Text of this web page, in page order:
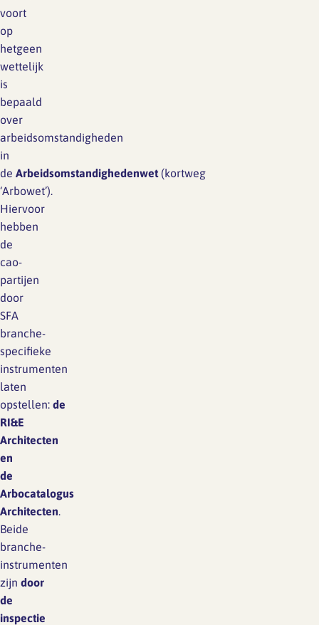
voort
op
hetgeen
wettelijk
is
bepaald
over
arbeidsomstandigheden
in
de Arbeidsomstandighedenwet (kortweg
‘Arbowet’).
Hiervoor
hebben
de
cao-
partijen
door
SFA
branche-
specifieke
instrumenten
laten
opstellen: de
RI&E
Architecten
en
de
Arbocatalogus
Architecten.
Beide
branche-
instrumenten
zijn door
de
inspectie